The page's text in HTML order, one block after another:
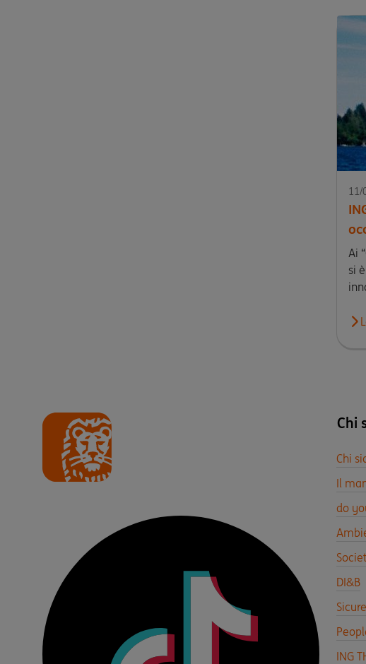
11/
Ai
si
Chi
Chi
Il
do
DI&B
ING